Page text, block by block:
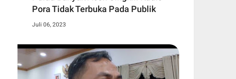
Pora Tidak Terbuka Pada Publik
Juli 06, 2023